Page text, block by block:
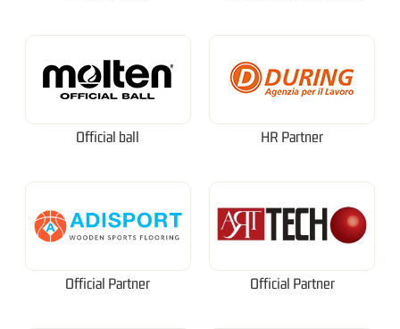
Official ball HR Partner
Official Partner Official Partner